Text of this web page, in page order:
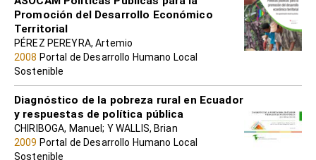
Promoción del Desarrollo Económico
Territorial
PÉREZ PEREYRA, Artemio
2008 Portal de Desarrollo Humano Local
Sostenible
Diagnóstico de la pobreza rural en Ecuador
y respuestas de política pública
CHIRIBOGA, Manuel; Y WALLIS, Brian
2009 Portal de Desarrollo Humano Local
Sostenible